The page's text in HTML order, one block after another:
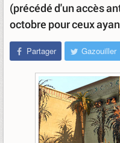
(précédé d'un accès
octobre pour ceux
Partager Gazouiller